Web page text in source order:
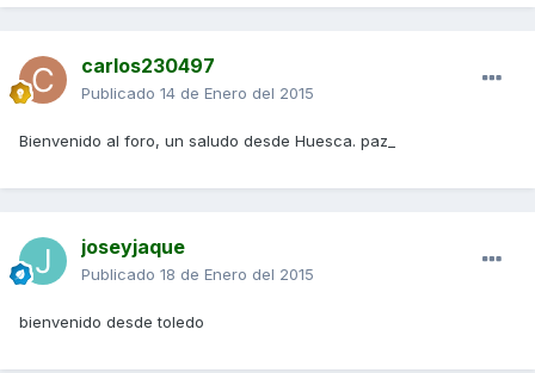
carlos230497
Publicado 14 de Enero del 2015
Bienvenido al foro, un saludo desde Huesca. paz_
joseyjaque
Publicado 18 de Enero del 2015
bienvenido desde toledo